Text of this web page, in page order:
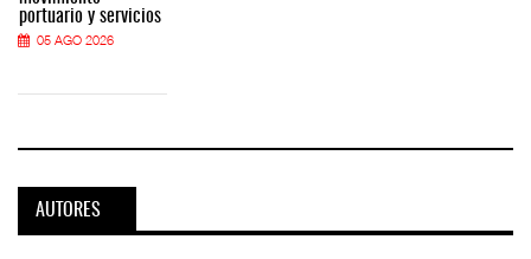
portuario y servicios
05 AGO 2026
AUTORES